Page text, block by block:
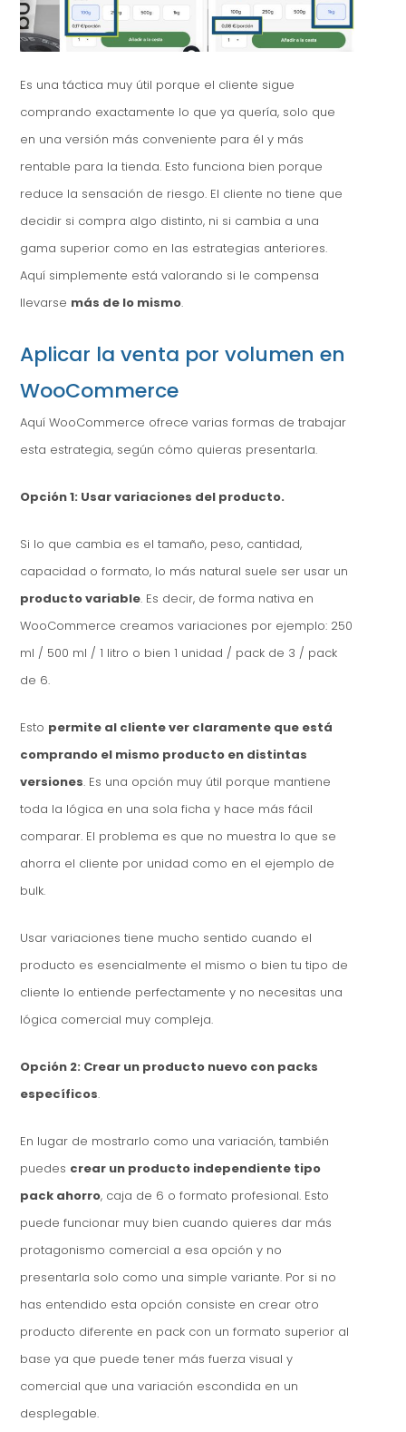
Es una táctica muy útil porque el cliente sigue
comprando exactamente lo que ya quería, solo que
en una versión más conveniente para él y más
rentable para la tienda. Esto funciona bien porque
reduce la sensación de riesgo. El cliente no tiene que
decidir si compra algo distinto, ni si cambia a una
gama superior como en las estrategias anteriores.
Aquí simplemente está valorando si le compensa
llevarse más de lo mismo.
Aplicar la venta por volumen en
WooCommerce
Aquí WooCommerce ofrece varias formas de trabajar
esta estrategia, según cómo quieras presentarla.
Opción 1: Usar variaciones del producto.
Si lo que cambia es el tamaño, peso, cantidad,
capacidad o formato, lo más natural suele ser usar un
producto variable. Es decir, de forma nativa en
WooCommerce creamos variaciones por ejemplo: 250
ml / 500 ml / 1 litro o bien 1 unidad / pack de 3 / pack
de 6.
Esto permite al cliente ver claramente que está
comprando el mismo producto en distintas
versiones. Es una opción muy útil porque mantiene
toda la lógica en una sola ficha y hace más fácil
comparar. El problema es que no muestra lo que se
ahorra el cliente por unidad como en el ejemplo de
bulk.
Usar variaciones tiene mucho sentido cuando el
producto es esencialmente el mismo o bien tu tipo de
cliente lo entiende perfectamente y no necesitas una
lógica comercial muy compleja.
Opción 2: Crear un producto nuevo con packs
específicos.
En lugar de mostrarlo como una variación, también
puedes crear un producto independiente tipo
pack ahorro, caja de 6 o formato profesional. Esto
puede funcionar muy bien cuando quieres dar más
protagonismo comercial a esa opción y no
presentarla solo como una simple variante. Por si no
has entendido esta opción consiste en crear otro
producto diferente en pack con un formato superior al
base ya que puede tener más fuerza visual y
comercial que una variación escondida en un
desplegable.